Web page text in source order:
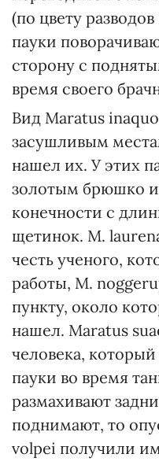
(по цвету
пауки
сторону с
время своего
Вид Maratus
засушливым
нашел их. У этих
золотым брюшко и
конечности с
щетинок. M.
честь ученого,
работы, M.
пункту, около
нашел. Maratus
человека,
пауки во время
размахивают
поднимают, то
volpei получили